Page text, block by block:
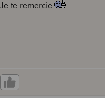
Je te remercie